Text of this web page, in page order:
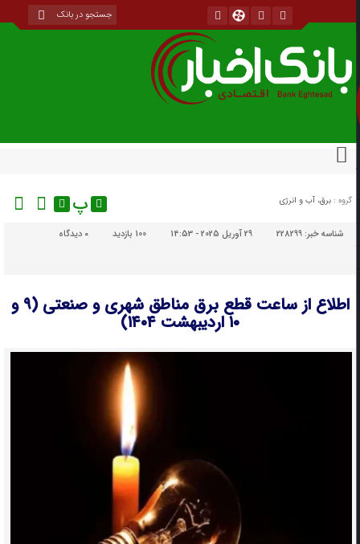
گروه : برق، آب و انرژی پ
شناسه خبر:228299 29 آوریل 2025 - 14:53 100 بازدید دیدگاه
اطلاع از ساعت قطع برق مناطق شهری و صنعتی (۹ و
۱۰ اردیبهشت ۱۴۰۴)